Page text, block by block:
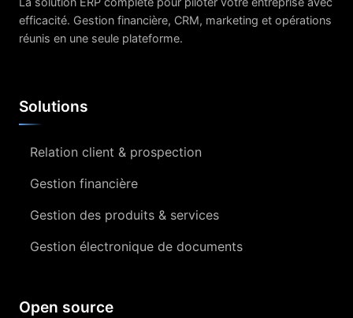
efficacité. Gestion financière, CRM, marketing et opérations
réunis en une seule plateforme.
Solutions
Relation client & prospection
Gestion financière
Gestion des produits & services
Gestion électronique de documents
Open source